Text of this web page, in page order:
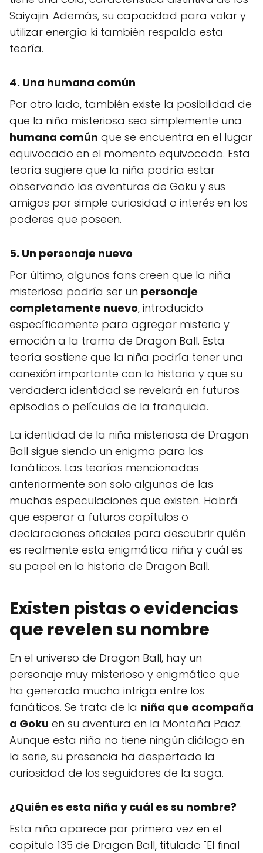
Saiyajin. Además, su capacidad para volar y
utilizar energía ki también respalda esta
teoría.
4. Una humana común
Por otro lado, también existe la posibilidad de
que la niña misteriosa sea simplemente una
humana común que se encuentra en el lugar
equivocado en el momento equivocado. Esta
teoría sugiere que la niña podría estar
observando las aventuras de Goku y sus
amigos por simple curiosidad o interés en los
poderes que poseen.
5. Un personaje nuevo
Por último, algunos fans creen que la niña
misteriosa podría ser un personaje
completamente nuevo, introducido
específicamente para agregar misterio y
emoción a la trama de Dragon Ball. Esta
teoría sostiene que la niña podría tener una
conexión importante con la historia y que su
verdadera identidad se revelará en futuros
episodios o películas de la franquicia.
La identidad de la niña misteriosa de Dragon
Ball sigue siendo un enigma para los
fanáticos. Las teorías mencionadas
anteriormente son solo algunas de las
muchas especulaciones que existen. Habrá
que esperar a futuros capítulos o
declaraciones oficiales para descubrir quién
es realmente esta enigmática niña y cuál es
su papel en la historia de Dragon Ball.
Existen pistas o evidencias
que revelen su nombre
En el universo de Dragon Ball, hay un
personaje muy misterioso y enigmático que
ha generado mucha intriga entre los
fanáticos. Se trata de la niña que acompaña
a Goku en su aventura en la Montaña Paoz.
Aunque esta niña no tiene ningún diálogo en
la serie, su presencia ha despertado la
curiosidad de los seguidores de la saga.
¿Quién es esta niña y cuál es su nombre?
Esta niña aparece por primera vez en el
capítulo 135 de Dragon Ball, titulado "El final